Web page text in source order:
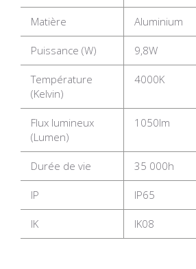
Matière Aluminium
Puissance (W) 9,8W
Température
(Kelvin)
4000K
Flux lumineux
(Lumen)
1050lm
Durée de vie 35 000h
IP IP65
IK IK08